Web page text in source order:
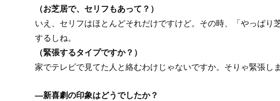
（お芝居で、セリフもあって？）
いえ、セリフはほとんどそれだけですけど。その時、「やっぱ
するしね。
（緊張するタイプですか？）
家でテレビで見てた人と絡むわけじゃないですか。そりゃ緊張し
―新喜劇の印象はどうでしたか？